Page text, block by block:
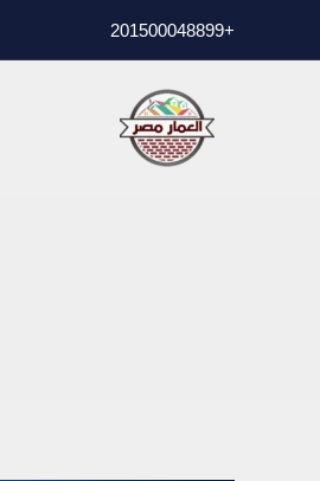
إلى
+2
01500048899